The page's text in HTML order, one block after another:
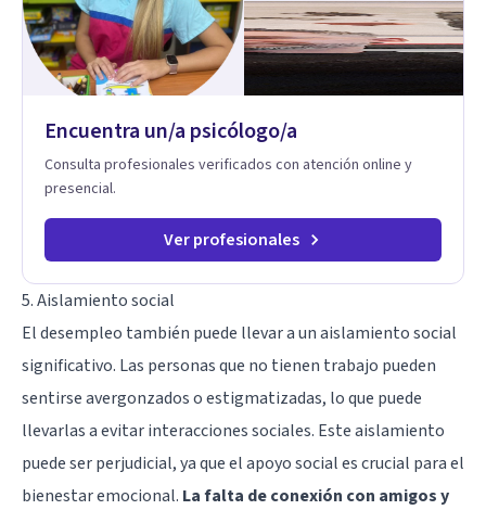
Encuentra un/a psicólogo/a
Consulta profesionales verificados con atención online y
presencial.
Ver profesionales
5. Aislamiento social
El desempleo también puede llevar a un aislamiento social
significativo. Las personas que no tienen trabajo pueden
sentirse avergonzados o estigmatizadas, lo que puede
llevarlas a evitar interacciones sociales. Este aislamiento
puede ser perjudicial, ya que el apoyo social es crucial para el
bienestar emocional. La falta de conexión con amigos y